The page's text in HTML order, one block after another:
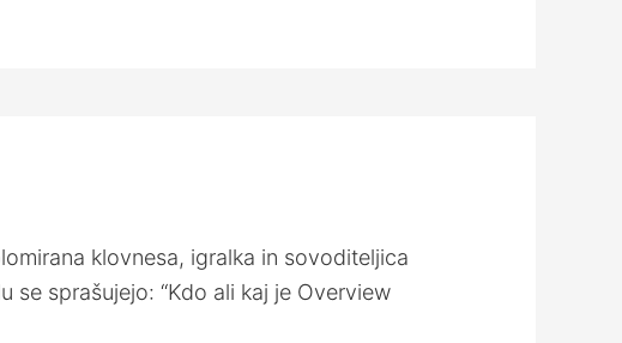
klovnesa, igralka in sovoditeljica
se sprašujejo: “Kdo ali kaj je Overview